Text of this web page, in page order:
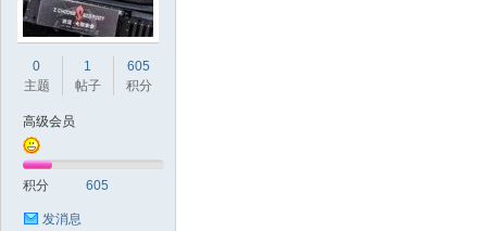
0
主题
1
帖子
605
积分
高级会员
积分 605
发消息